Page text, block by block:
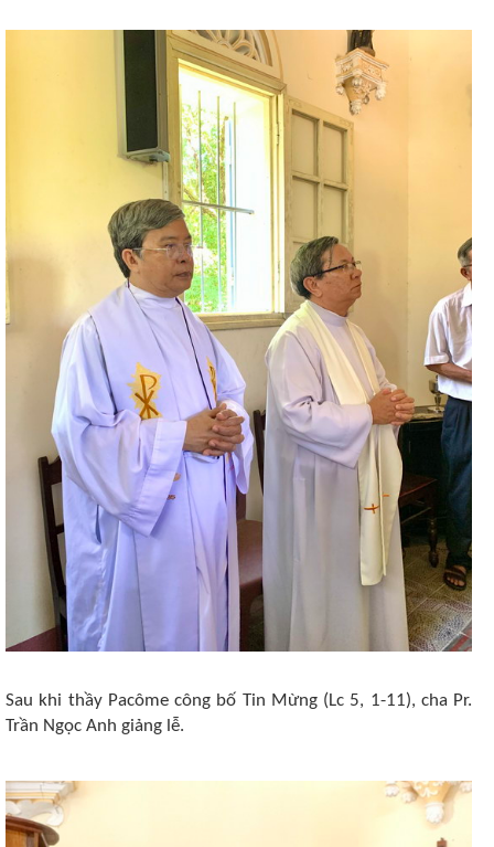
Sau khi thầy Pacôme công bố Tin Mừng (Lc 5, 1-11), cha Pr.
Trần Ngọc Anh giảng lễ.